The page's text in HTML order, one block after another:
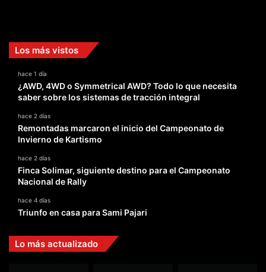
Los más vistos
hace 1 día
¿AWD, 4WD o Symmetrical AWD? Todo lo que necesita
saber sobre los sistemas de tracción integral
hace 2 días
Remontadas marcaron el inicio del Campeonato de
Invierno de Kartismo
hace 2 días
Finca Solimar, siguiente destino para el Campeonato
Nacional de Rally
hace 4 días
Triunfo en casa para Sami Pajari
Lo más actualizado